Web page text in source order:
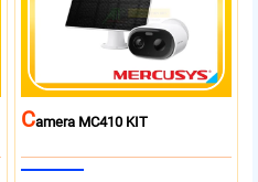
CAmera MC410 KIT